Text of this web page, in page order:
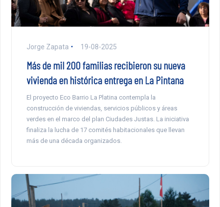
Jorge Zapata 19-08-2025
Más de mil 200 familias recibieron su nueva
vivienda en histórica entrega en La Pintana
El proyecto Eco Barrio La Platina contempla la
construcción de viviendas, servicios públicos y áreas
verdes en el marco del plan Ciudades Justas. La iniciativa
finaliza la lucha de 17 comités habitacionales que llevan
más de una década organizados.